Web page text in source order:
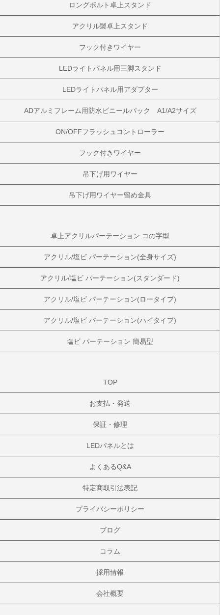
ロングボルト卓上スタンド
アクリル製卓上スタンド
フック付きワイヤー
LEDライトパネル用三脚スタンド
LEDライトパネル用アダプター
ADアルミフレーム用防水ビニールパック A1/A2サイズ
ON/OFFフラッシュコントローラー
フック付きワイヤー
吊下げ用ワイヤー
吊下げ用ワイヤー留め金具
卓上アクリルパーテーション コの字型
アクリル/塩ビ パーテーション(全身サイズ)
アクリル/塩ビ パーテーション(スタンダード)
アクリル/塩ビ パーテーション(ロータイプ)
アクリル/塩ビ パーテーション(ハイタイプ)
塩ビ パーテーション 簡易型
TOP
お支払・発送
保証・修理
LEDパネルとは
よくあるQ&A
特定商取引法表記
プライバシーポリシー
ブログ
コラム
採用情報
会社概要